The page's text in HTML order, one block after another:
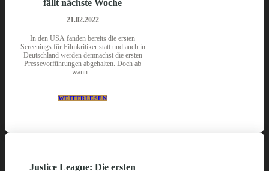
fällt nächste Woche
21.02.2022
In den USA fanden bereits die ersten
Screenings für Filmkritiker statt und auch in
Deutschland werden demnächst die ersten
Pressevorführungen abgehalten. Doch ab
wann...
WEITERLESEN
Justice League: Die ersten